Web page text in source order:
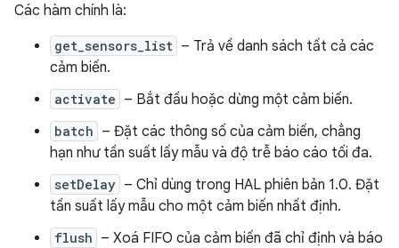
Các hàm chính là:
get_sensors_list – Trả về danh sách tất cả các
cảm biến.
activate – Bắt đầu hoặc dừng một cảm biến.
batch – Đặt các thông số của cảm biến, chẳng
hạn như tần suất lấy mẫu và độ trễ báo cáo tối đa.
setDelay – Chỉ dùng trong HAL phiên bản 1.0. Đặt
tần suất lấy mẫu cho một cảm biến nhất định.
flush – Xoá FIFO của cảm biến đã chỉ định và báo